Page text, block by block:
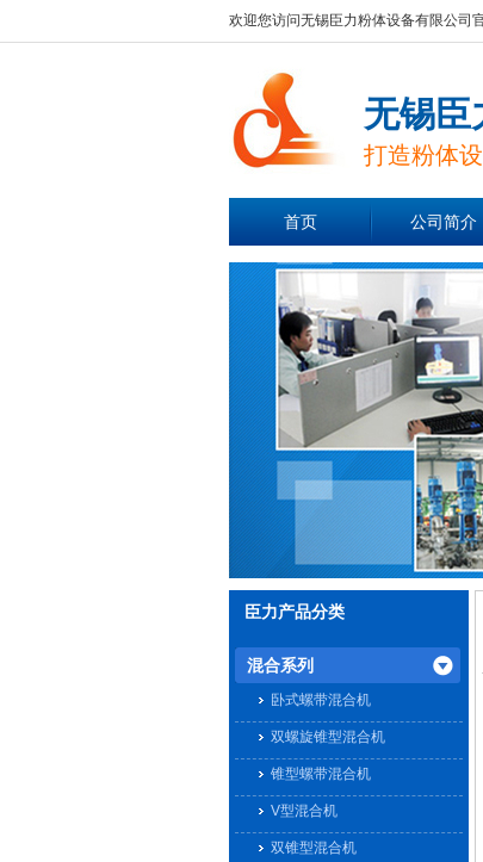
欢迎您访问无锡臣力粉体设备有限公司
无锡臣
打造粉体
首页 公司简介
臣力产品分类
混合系列
卧式螺带混合机
双螺旋锥型混合机
锥型螺带混合机
V型混合机
双锥型混合机